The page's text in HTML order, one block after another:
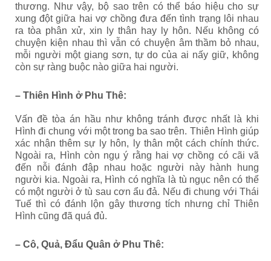
thương. Như vậy, bộ sao trên có thể báo hiệu cho sự
xung đột giữa hai vợ chồng đưa đến tình trạng lôi nhau
ra tòa phân xử, xin ly thân hay ly hôn. Nếu không có
chuyện kiện nhau thì vẫn có chuyện âm thầm bỏ nhau,
mỗi người một giang sơn, tự do của ai nấy giữ, không
còn sự ràng buộc nào giữa hai người.
– Thiên Hình ở Phu Thê:
Vấn đề tòa án hầu như không tránh được nhất là khi
Hình đi chung với một trong ba sao trên. Thiên Hình giúp
xác nhận thêm sự ly hôn, ly thân một cách chính thức.
Ngoài ra, Hình còn ngụ ý rằng hai vợ chồng có cãi vã
đến nỗi đánh đập nhau hoặc người này hành hung
người kia. Ngoài ra, Hình có nghĩa là tù ngục nên có thể
có một người ở tù sau cơn ẩu đả. Nếu đi chung với Thái
Tuế thì có đánh lộn gây thương tích nhưng chỉ Thiên
Hình cũng đã quá đủ.
– Cô, Quả, Đẩu Quân ở Phu Thê: